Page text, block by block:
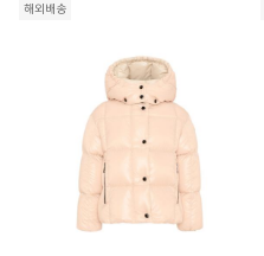
해외배송